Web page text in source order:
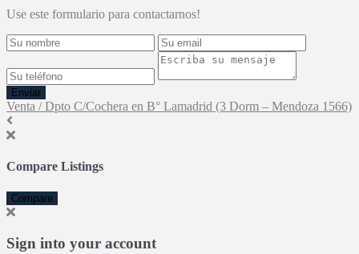
Use este formulario para contactarnos!
Enviar
Venta / Dpto C/Cochera en B° Lamadrid (3 Dorm – Mendoza 1566)
Compare Listings
Compare
Sign into your account